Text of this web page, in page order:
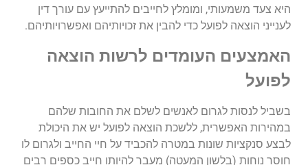
היא צעד משמעותי, ומומלץ לחייבים להתייעץ עם עורך דין
לענייני הוצאה לפועל כדי להבין את זכויותיהם ואפשרויותיהם.
האמצעים העומדים לרשות הוצאה
לפועל
בשביל לנסות לגרום לאנשים לשלם את החובות שלהם
במהירות האפשרית, ללשכת הוצאה לפועל יש את היכולת
לבצע סנקציות שונות במטרה להכביד על חיי החייב ולגרום לו
חוסר נוחות (בלשון המעטה) מעבר להיותו חייב כספים רבים